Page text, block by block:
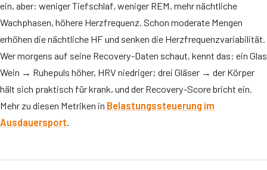
ein, aber: weniger Tiefschlaf, weniger REM, mehr nächtliche
Wachphasen, höhere Herzfrequenz. Schon moderate Mengen
erhöhen die nächtliche HF und senken die Herzfrequenzvariabilität.
Wer morgens auf seine Recovery-Daten schaut, kennt das: ein Glas
Wein → Ruhepuls höher, HRV niedriger; drei Gläser → der Körper
hält sich praktisch für krank, und der Recovery-Score bricht ein.
Mehr zu diesen Metriken in Belastungssteuerung im
Ausdauersport